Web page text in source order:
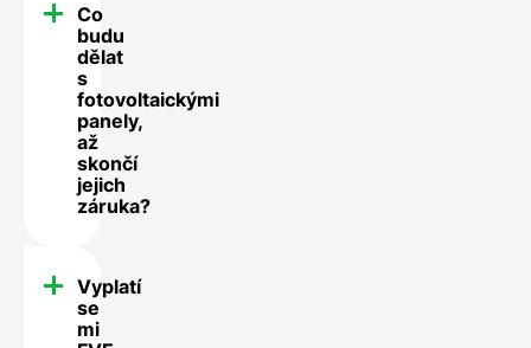
Co
budu
dělat
s
fotovoltaickými
panely,
až
skončí
jejich
záruka?
Vyplatí
se
mi